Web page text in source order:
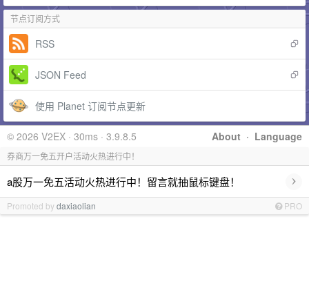
节点订阅方式
RSS
JSON Feed
使用 Planet 订阅节点更新
About · Language
© 2026 V2EX · 30ms · 3.9.8.5
券商万一免五开户活动火热进行中！
a股万一免五活动火热进行中！留言就抽鼠标键盘！ ›
Promoted bydaxiaolian PRO